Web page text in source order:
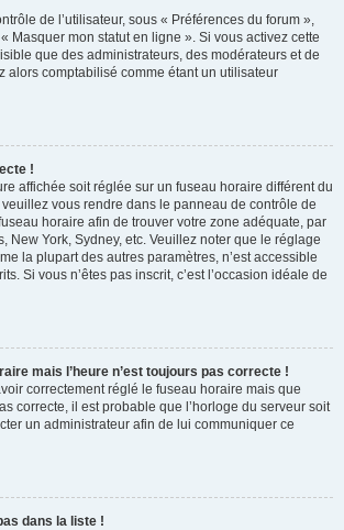
de l’utilisateur, sous « Préférences du forum »,
Masquer mon statut en ligne ». Si vous activez cette
que des administrateurs, des modérateurs et de
alors comptabilisé comme étant un utilisateur
!
affichée soit réglée sur un fuseau horaire différent du
vous rendre dans le panneau de contrôle de
horaire afin de trouver votre zone adéquate, par
New York, Sydney, etc. Veuillez noter que le réglage
la plupart des autres paramètres, n’est accessible
Si vous n’êtes pas inscrit, c’est l’occasion idéale de
mais l’heure n’est toujours pas correcte !
correctement réglé le fuseau horaire mais que
correcte, il est probable que l’horloge du serveur soit
un administrateur afin de lui communiquer ce
dans la liste !